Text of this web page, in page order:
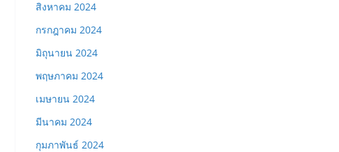
สิงหาคม 2024
กรกฎาคม 2024
มิถุนายน 2024
พฤษภาคม 2024
เมษายน 2024
มีนาคม 2024
กุมภาพันธ์ 2024